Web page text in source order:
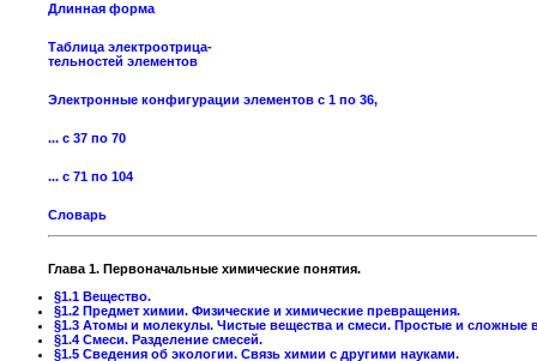
Длинная форма
Таблица электроотрица-
тельностей элементов
Электронные конфигурации элементов с 1 по 36,
... с 37 по 70
... с 71 по 104
Словарь
Глава 1. Первоначальные химические понятия.
§1.1 Вещество.
§1.2 Предмет химии. Физические и химические превращения.
§1.3 Атомы и молекулы. Чистые вещества и смеси. Простые и сложные
§1.4 Смеси. Разделение смесей.
§1.5 Сведения об экологии. Связь химии с другими науками.